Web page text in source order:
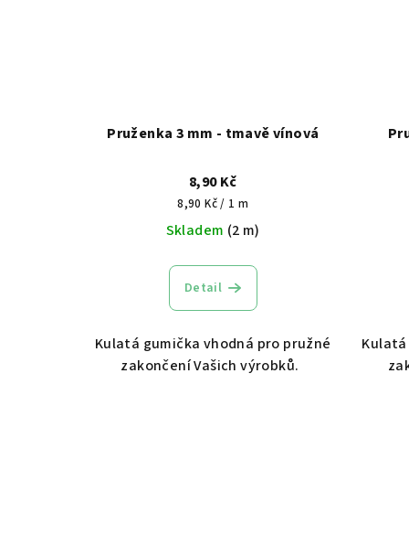
Pruženka 3 mm - tmavě vínová
8,90 Kč
Měrná
cena:
8,90 Kč / 1 m
Skladem (2 m)
Detail
Kulatá gumička vhodná pro pružné
zakončení Vašich výrobků.